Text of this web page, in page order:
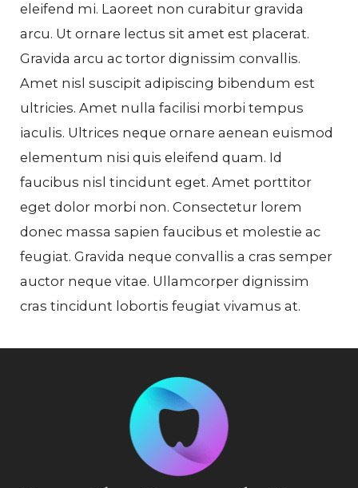
eleifend mi. Laoreet non curabitur gravida
arcu. Ut ornare lectus sit amet est placerat.
Gravida arcu ac tortor dignissim convallis.
Amet nisl suscipit adipiscing bibendum est
ultricies. Amet nulla facilisi morbi tempus
iaculis. Ultrices neque ornare aenean euismod
elementum nisi quis eleifend quam. Id
faucibus nisl tincidunt eget. Amet porttitor
eget dolor morbi non. Consectetur lorem
donec massa sapien faucibus et molestie ac
feugiat. Gravida neque convallis a cras semper
auctor neque vitae. Ullamcorper dignissim
cras tincidunt lobortis feugiat vivamus at.